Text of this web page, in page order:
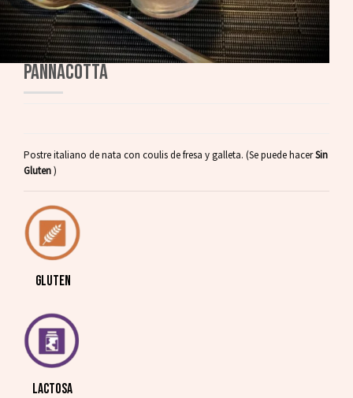
PANNACOTTA
Postre italiano de nata con coulis de fresa y galleta. (Se puede hacerSin
Gluten)
GLUTEN
LACTOSA